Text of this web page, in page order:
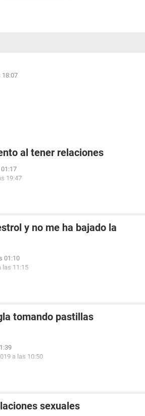
18:07
al tener relaciones
19:47
y no me ha bajado la
01:10
las 11:15
tomando pastillas
a las 10:50
sexuales